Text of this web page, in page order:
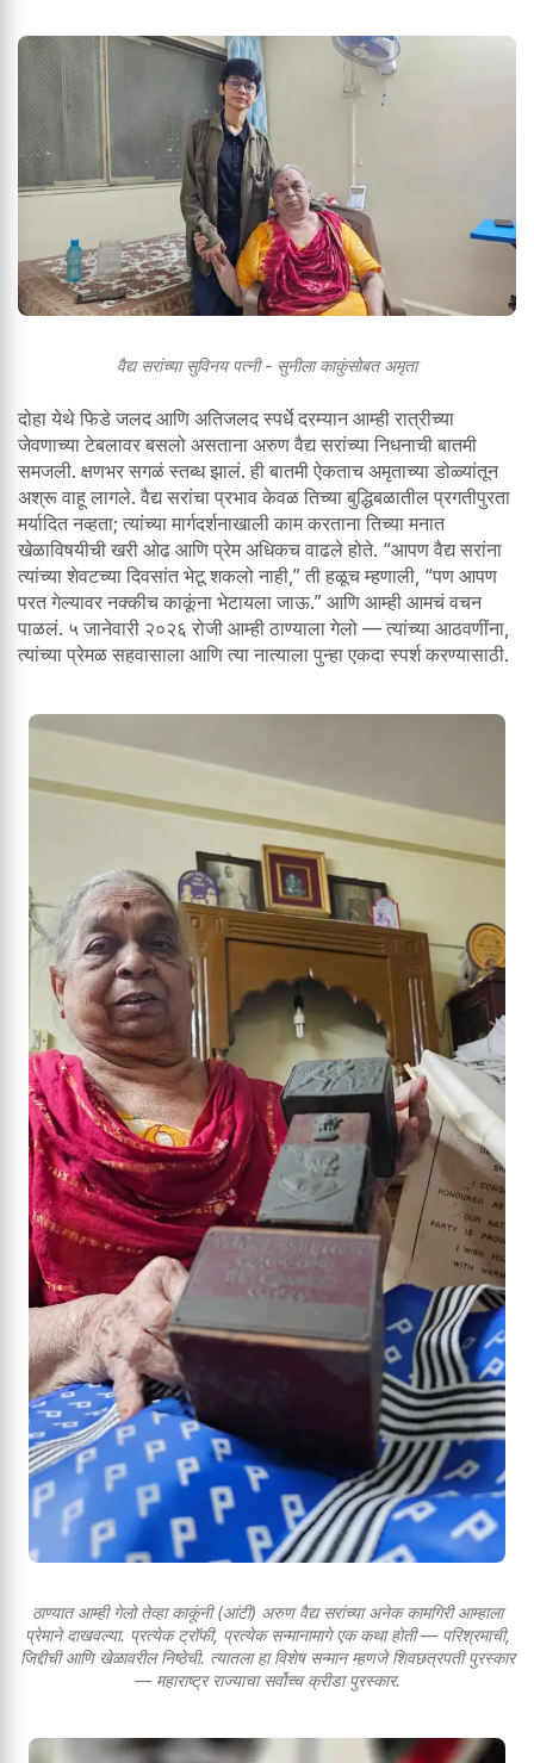
वैद्य सरांच्या सुविनय पत्नी - सुनीला काकुंसोबत अमृता
दोहा येथे फिडे जलद आणि अतिजलद स्पर्धे दरम्यान आम्ही रात्रीच्या
जेवणाच्या टेबलावर बसलो असताना अरुण वैद्य सरांच्या निधनाची बातमी
समजली. क्षणभर सगळं स्तब्ध झालं. ही बातमी ऐकताच अमृताच्या डोळ्यांतून
अश्रू वाहू लागले. वैद्य सरांचा प्रभाव केवळ तिच्या बुद्धिबळातील प्रगतीपुरता
मर्यादित नव्हता; त्यांच्या मार्गदर्शनाखाली काम करताना तिच्या मनात
खेळाविषयीची खरी ओढ आणि प्रेम अधिकच वाढले होते. “आपण वैद्य सरांना
त्यांच्या शेवटच्या दिवसांत भेटू शकलो नाही,” ती हळूच म्हणाली, “पण आपण
परत गेल्यावर नक्कीच काकूंना भेटायला जाऊ.” आणि आम्ही आमचं वचन
पाळलं. ५ जानेवारी २०२६ रोजी आम्ही ठाण्याला गेलो — त्यांच्या आठवणींना,
त्यांच्या प्रेमळ सहवासाला आणि त्या नात्याला पुन्हा एकदा स्पर्श करण्यासाठी.
ठाण्यात आम्ही गेलो तेव्हा काकूंनी (आंटी) अरुण वैद्य सरांच्या अनेक कामगिरी आम्हाला
प्रेमाने दाखवल्या. प्रत्येक ट्रॉफी, प्रत्येक सन्मानामागे एक कथा होती — परिश्रमाची,
जिद्दीची आणि खेळावरील निष्ठेची. त्यातला हा विशेष सन्मान म्हणजे शिवछत्रपती पुरस्कार
— महाराष्ट्र राज्याचा सर्वोच्च क्रीडा पुरस्कार.